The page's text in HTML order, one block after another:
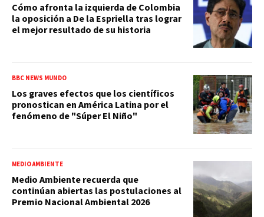
Cómo afronta la izquierda de Colombia
la oposición a De la Espriella tras lograr
el mejor resultado de su historia
BBC NEWS MUNDO
Los graves efectos que los científicos
pronostican en América Latina por el
fenómeno de "Súper El Niño"
MEDIO AMBIENTE
Medio Ambiente recuerda que
continúan abiertas las postulaciones al
Premio Nacional Ambiental 2026